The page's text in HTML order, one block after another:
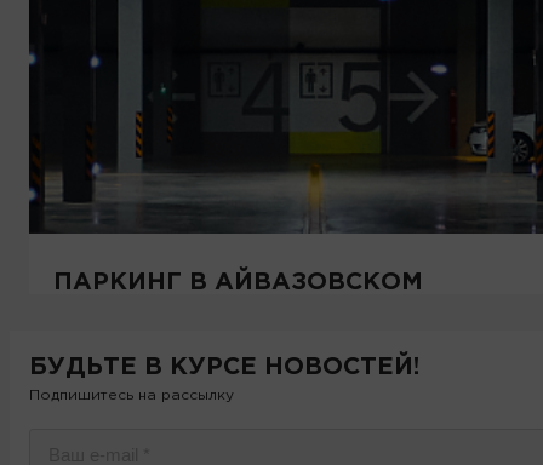
ПАРКИНГ В АЙВАЗОВСКОМ
БУДЬТЕ В КУРСЕ НОВОСТЕЙ!
Подпишитесь на рассылку